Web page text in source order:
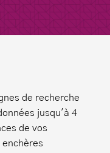
de recherche
jusqu'à 4
de vos
enchères